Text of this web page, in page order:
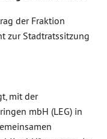
der Fraktion
zur Stadtratssitzung
mit der
mbH (LEG) in